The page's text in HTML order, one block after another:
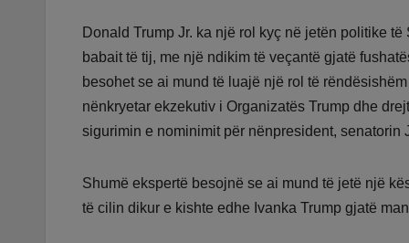
Donald Trump Jr. ka një rol kyç në jetën politike
babait të tij, me një ndikim të veçantë gjatë
besohet se ai mund të luajë një rol të
nënkryetar ekzekutiv i Organizatës Trump dhe
sigurimin e nominimit për nënpresident, senatorin
Shumë ekspertë besojnë se ai mund të jetë një
të cilin dikur e kishte edhe Ivanka Trump gjatë